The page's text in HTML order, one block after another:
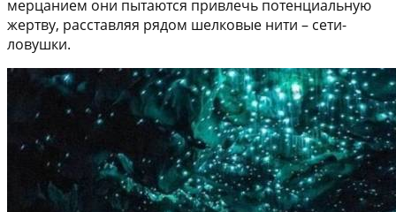
мерцанием они пытаются привлечь потенциальную
жертву, расставляя рядом шелковые нити – сети-
ловушки.